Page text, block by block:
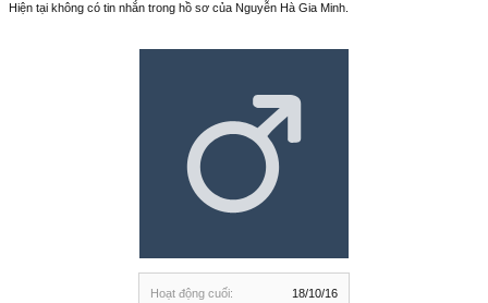
Hoạt động cuối:
18/10/16
Hiện tại không có tin nhắn trong hồ sơ của Nguyễn Hà Gia Minh.